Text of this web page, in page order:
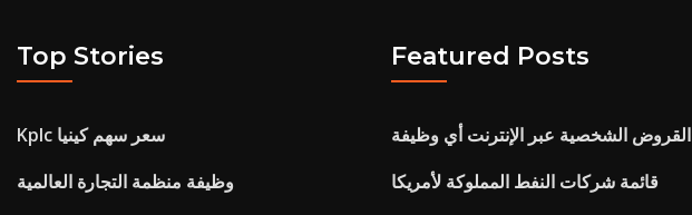
Top Stories
Kplc سعر سهم كينيا
وظيفة منظمة التجارة العالمية
Featured Posts
القروض الشخصية عبر الإنترنت أي وظيفة
قائمة شركات النفط المملوكة لأمريكا